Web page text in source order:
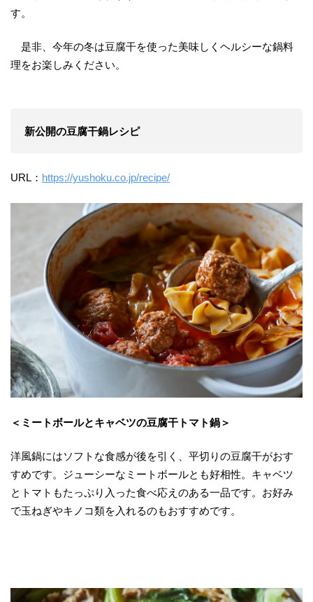
す。
是非、今年の冬は豆腐干を使った美味しくヘルシーな鍋料
理をお楽しみください。
新公開の豆腐干鍋レシピ
URL： https://yushoku.co.jp/recipe/
＜ミートボールとキャベツの豆腐干トマト鍋＞
洋風鍋にはソフトな食感が後を引く、平切りの豆腐干がおす
すめです。ジューシーなミートボールとも好相性。キャベツ
とトマトもたっぷり入った食べ応えのある一品です。お好み
で玉ねぎやキノコ類を入れるのもおすすめです。